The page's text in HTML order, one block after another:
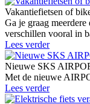
Vakantiefietsen of
Ga je graag
verschillen vooral in
Lees verder
Nieuwe SKS
Met de nieuwe
Lees verder